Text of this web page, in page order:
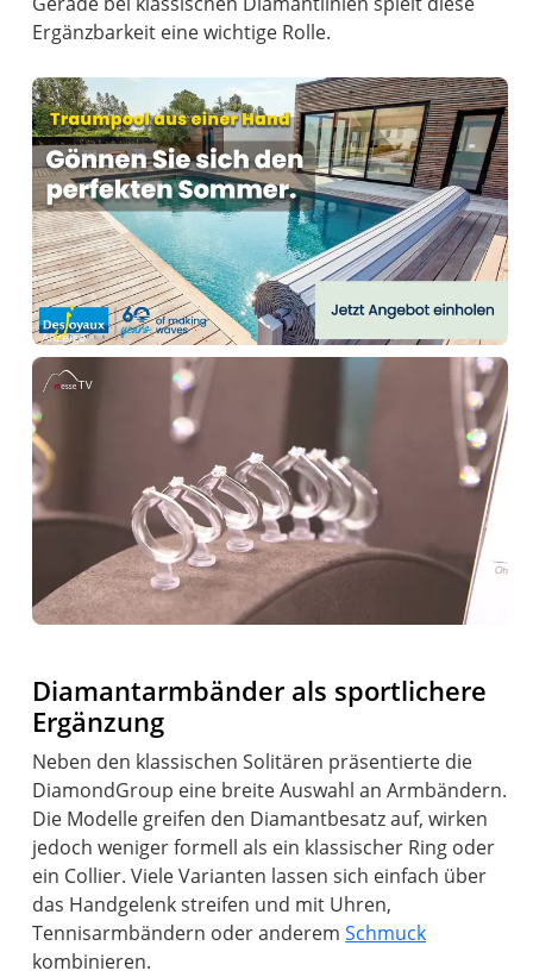
Ergänzbarkeit eine wichtige Rolle.
Anzeige
Diamantarmbänder als sportlichere
Ergänzung
Neben den klassischen Solitären präsentierte die
DiamondGroup eine breite Auswahl an Armbändern.
Die Modelle greifen den Diamantbesatz auf, wirken
jedoch weniger formell als ein klassischer Ring oder
ein Collier. Viele Varianten lassen sich einfach über
das Handgelenk streifen und mit Uhren,
Tennisarmbändern oder anderemSchmuck
kombinieren.